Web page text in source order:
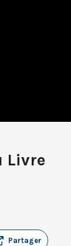
Livre
Partager